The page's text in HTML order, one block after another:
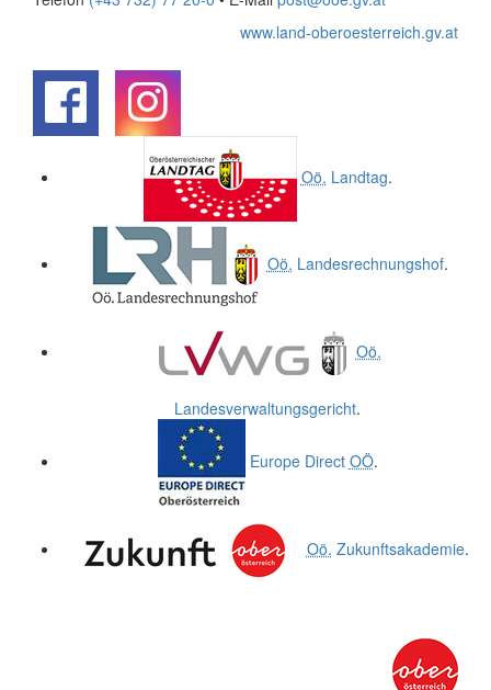
www.land-oberoesterreich.gv.at
Oö. Landtag.
Oö. Landesrechnungshof.
Oö.
Landesverwaltungsgericht.
Europe Direct OÖ.
Oö. Zukunftsakademie.